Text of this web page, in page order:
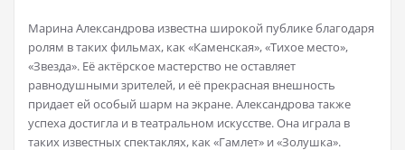
Марина Александрова известна широкой публике благодаря
ролям в таких фильмах, как «Каменская», «Тихое место»,
«Звезда». Её актёрское мастерство не оставляет
равнодушными зрителей, и её прекрасная внешность
придает ей особый шарм на экране. Александрова также
успеха достигла и в театральном искусстве. Она играла в
таких известных спектаклях, как «Гамлет» и «Золушка».